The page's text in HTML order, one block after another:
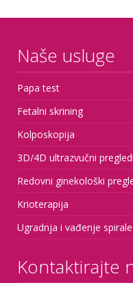
Naše usluge
Papa test
Fetalni skrining
Kolposkopija
3D/4D ultrazvučni pregledi
Redovni ginekološki
Krioterapija
Ugradnja i vađenje spirale
Kontaktirajte